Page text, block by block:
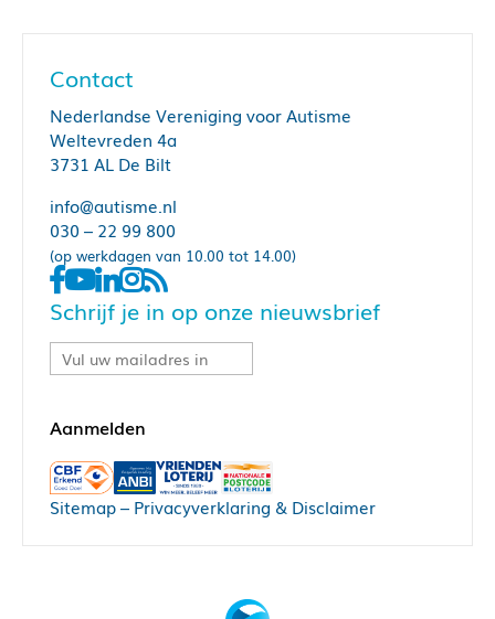
Contact
Nederlandse Vereniging voor Autisme
Weltevreden 4a
3731 AL De Bilt
info@autisme.nl
030 – 22 99 800
(op werkdagen van 10.00 tot 14.00)
Schrijf je in op onze nieuwsbrief
Sitemap– Privacyverklaring & Disclaimer